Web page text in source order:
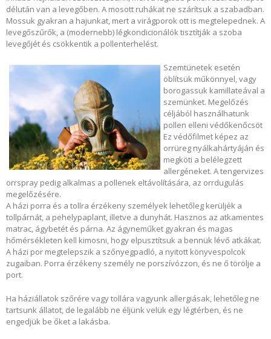
délután van a levegőben. A mosott ruhákat ne szárítsuk a szabadban.
Mossuk gyakran a hajunkat, mert a virágporok ott is megtelepednek. A
levegőszűrők, a (modernebb) légkondicionálók tisztítják a szoba
levegőjét és csökkentik a pollenterhelést.
Szemtünetek esetén
öblítsük műkönnyel, vagy
borogassuk kamillateával a
szemünket. Megelőzés
céljából használhatunk
pollen elleni védőkenőcsöt
Ez védőfilmet képez az
orrüreg nyálkahártyáján és
megköti a belélegzett
allergéneket. A tengervizes
orrspray pedig alkalmas a pollenek eltávolítására, az orrdugulás
megelőzésére.
A házi porra és a tollra érzékeny személyek lehetőleg kerüljék a
tollpárnát, a pehelypaplant, illetve a dunyhát. Hasznos az atkamentes
matrac, ágybetét és párna. Az ágyneműket gyakran és magas
hőmérsékleten kell kimosni, hogy elpusztítsuk a bennük lévő atkákat.
A házi por megtelepszik a szőnyegpadló, a nyitott könyvespolcok
zugaiban. Porra érzékeny személy ne porszívózzon, és ne ő törölje a
port.
Ha háziállatok szőrére vagy tollára vagyunk allergiásak, lehetőleg ne
tartsunk állatot, de legalább ne éljünk velük egy légtérben, és ne
engedjük be őket a lakásba.